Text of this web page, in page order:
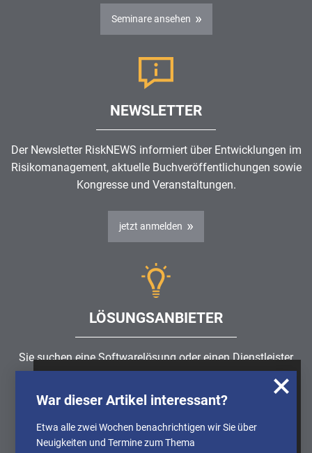
Informationen über die Nutzung unserer
Webseite zu erhalten und unser Angebot so
stetig verbessern zu können. Weitere
Seminare ansehen
NEWSLETTER
Der Newsletter RiskNEWS informiert über Entwicklungen im
Risikomanagement, aktuelle Buchveröffentlichungen sowie
Kongresse und Veranstaltungen.
jetzt anmelden
LÖSUNGSANBIETER
Sie suchen eine Softwarelösung oder einen Dienstleister
rund um die ThemenRisikomanagement,GRC, IKS oder
ISMS?
Partner finden
War dieser Artikel interessant?
Etwa alle zwei Wochen benachrichtigen wir Sie über
Neuigkeiten und Termine zum Thema